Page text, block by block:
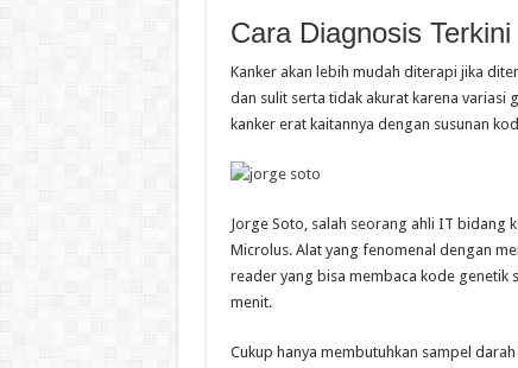
Cara Diagnosis Terkini
Kanker akan lebih mudah diterapi jika
dan sulit serta tidak akurat karena variasi
kanker erat kaitannya dengan susunan
Jorge Soto, salah seorang ahli IT bidang
Microlus. Alat yang fenomenal dengan
reader yang bisa membaca kode genetik
menit.
Cukup hanya membutuhkan sampel